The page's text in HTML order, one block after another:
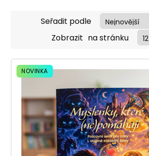
Seřadit podle
Zobrazit na stránku
NOVINKA